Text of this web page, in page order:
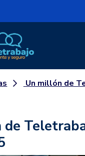
Gobierno de
TIC
Un millón de